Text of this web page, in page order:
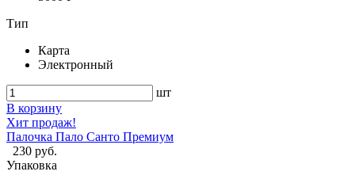
Тип
Карта
Электронный
шт
В корзину
Хит продаж!
Палочка Пало Санто Премиум
230 руб.
Упаковка